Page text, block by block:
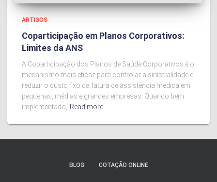
ARTIGOS
Coparticipação em Planos Corporativos:
Limites da ANS
A Coparticipação dos Planos de Saúde Corporativos é o
mecanismo mais eficaz para controlar a sinistralidade e
reduzir o custo fixo da fatura de assistência médica em
pequenas, médias e grandes empresas. Quando bem
implementado, Read more…
BLOG COTAÇÃO ONLINE